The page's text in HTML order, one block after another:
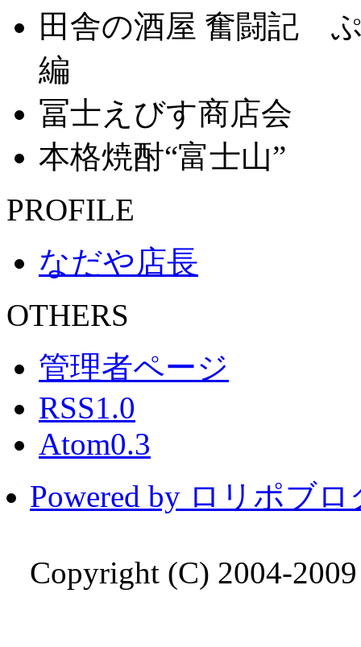
田舎の酒屋 奮闘記
編
冨士えびす商店会
本格焼酎“富士山”
PROFILE
なだや店長
OTHERS
管理者ページ
RSS1.0
Atom0.3
Powered by ロリポブロ
Copyright (C) 2004-